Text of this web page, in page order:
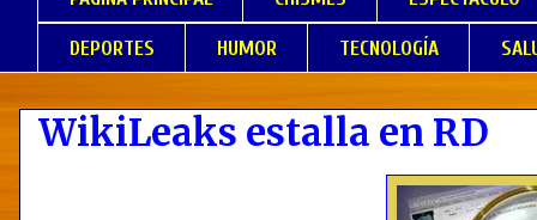
DEPORTES HUMOR TECNOLOGÍA
WikiLeaks estalla en RD